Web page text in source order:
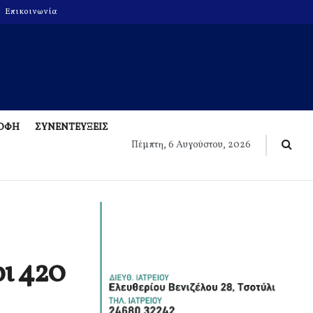
Επικοινωνία
ΣΥΝΕΝΤΕΥΞΕΙΣ
Πέμπτη, 6 Αυγούστου, 2026
420